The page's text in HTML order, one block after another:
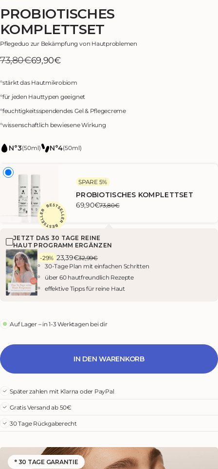
PROBIOTISCHES
KOMPLETTSET
Pflegeduo zur Bekämpfung von Hautproblemen
Verkaufspreis
69,90€Regulärer
Preis
73,80€
°stärkt das Hautmikrobiom
°für jeden Hauttypen geeignet
°feuchtigkeitsspendendes Gel & Pflegecreme
°wissenschaftlich bewiesene Wirkung
N°3(50ml) N°4(50ml)
SPARE 5%
PROBIOTISCHES KOMPLETTSET
69,90€73,80€
JETZT DAS 30 TAGE REINE
HAUT PROGRAMM ERGÄNZEN
-29% 23,39€32,99€
30-Tage Plan mit einfachen Schritten
über 60 hautfreundlich Rezepte
effektive Tipps für reine Haut
Auf Lager – in 1-3 Werktagen bei dir
IN DEN WARENKORB
Später zahlen mit Klarna oder PayPal
Gratis Versand ab 50€
30 Tage Rückgaberecht
° 30 TAGE GARANTIE